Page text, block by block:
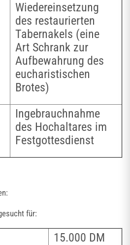
Wiedereinsetzung
des restaurierten
Tabernakels (eine
Art Schrank zur
Aufbewahrung des
eucharistischen
Brotes)
Ingebrauchnahme
des Hochaltares im
Festgottesdienst
für:
15.000 DM